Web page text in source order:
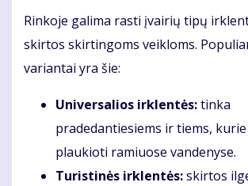
Rinkoje galima rasti įvairių tipų
skirtos skirtingoms veikloms.
variantai yra šie:
Universalios irklentės:tinka
pradedantiesiems ir tiems,
plaukioti ramiuose vandenyse.
Turistinės irklentės:skirtos